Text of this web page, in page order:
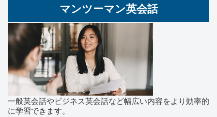
マンツーマン英会話
一般英会話やビジネス英会話など幅広い内容をより効率的
に学習できます。